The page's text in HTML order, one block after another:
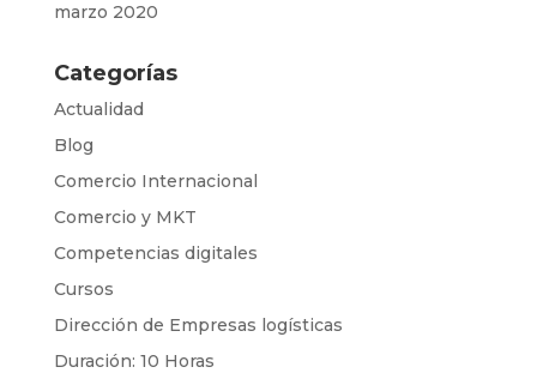
marzo 2020
Categorías
Actualidad
Blog
Comercio Internacional
Comercio y MKT
Competencias digitales
Cursos
Dirección de Empresas logísticas
Duración: 10 Horas